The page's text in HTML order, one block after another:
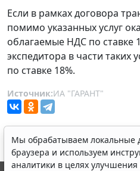
Если в рамках договора
помимо указанных услуг
облагаемые НДС по ставке
экспедитора в части таких
по ставке 18%.
Источник:ИА "ГАРАНТ"
Мы обрабатываем локальные
браузера и используем
аналитики в целях